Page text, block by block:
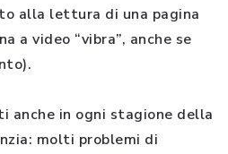
alla lettura di una pagina
a video “vibra”, anche se
anche in ogni stagione della
molti problemi di